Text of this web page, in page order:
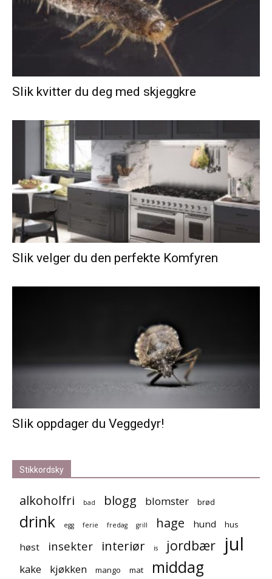
Slik kvitter du deg med skjeggkre
Slik velger du den perfekte Komfyren
Slik oppdager du Veggedyr!
Stikkordsky
alkoholfri bad blogg blomster brød
drink egg ferie fredag grill hage hund hus
høst insekter interiør is jordbær jul
kake kjøkken mango mat middag